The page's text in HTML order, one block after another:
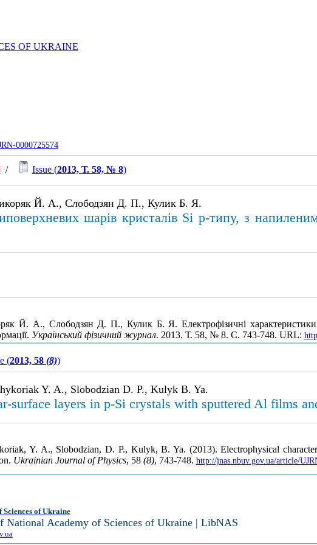
OF UKRAINE
0000725574
/ Issue (2013, Т. 58, № 8)
Й. А., Слободзян Д. П., Кулик Б. Я.
шарів кристалів Si p-типу, з
А., Слободзян Д. П., Кулик Б. Я. Електрофізичні характеристики
Український фізичний журнал. 2013. Т. 58, № 8. С. 743-748. URL:
(2013, 58 (8))
Y. A., Slobodzian D. P., Kulyk B. Ya.
surface layers in p-Si crystals with sputtered Al films
Y. A., Slobodzian, D. P., Kulyk, B. Ya. (2013). Electrophysical
Ukrainian Journal of Physics, 58 (8), 743-748. http://jnas.nbuv.gov.ua/article/
of Ukraine
National Academy of Sciences of Ukraine | LibNAS